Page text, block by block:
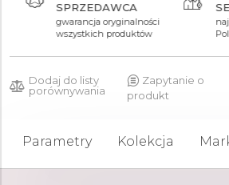
SPRZEDAWCA
gwarancja oryginalności
wszystkich produktów
Polsce
Dodaj do listy
porównywania
Zapytanie o
produkt
Parametry Kolekcja